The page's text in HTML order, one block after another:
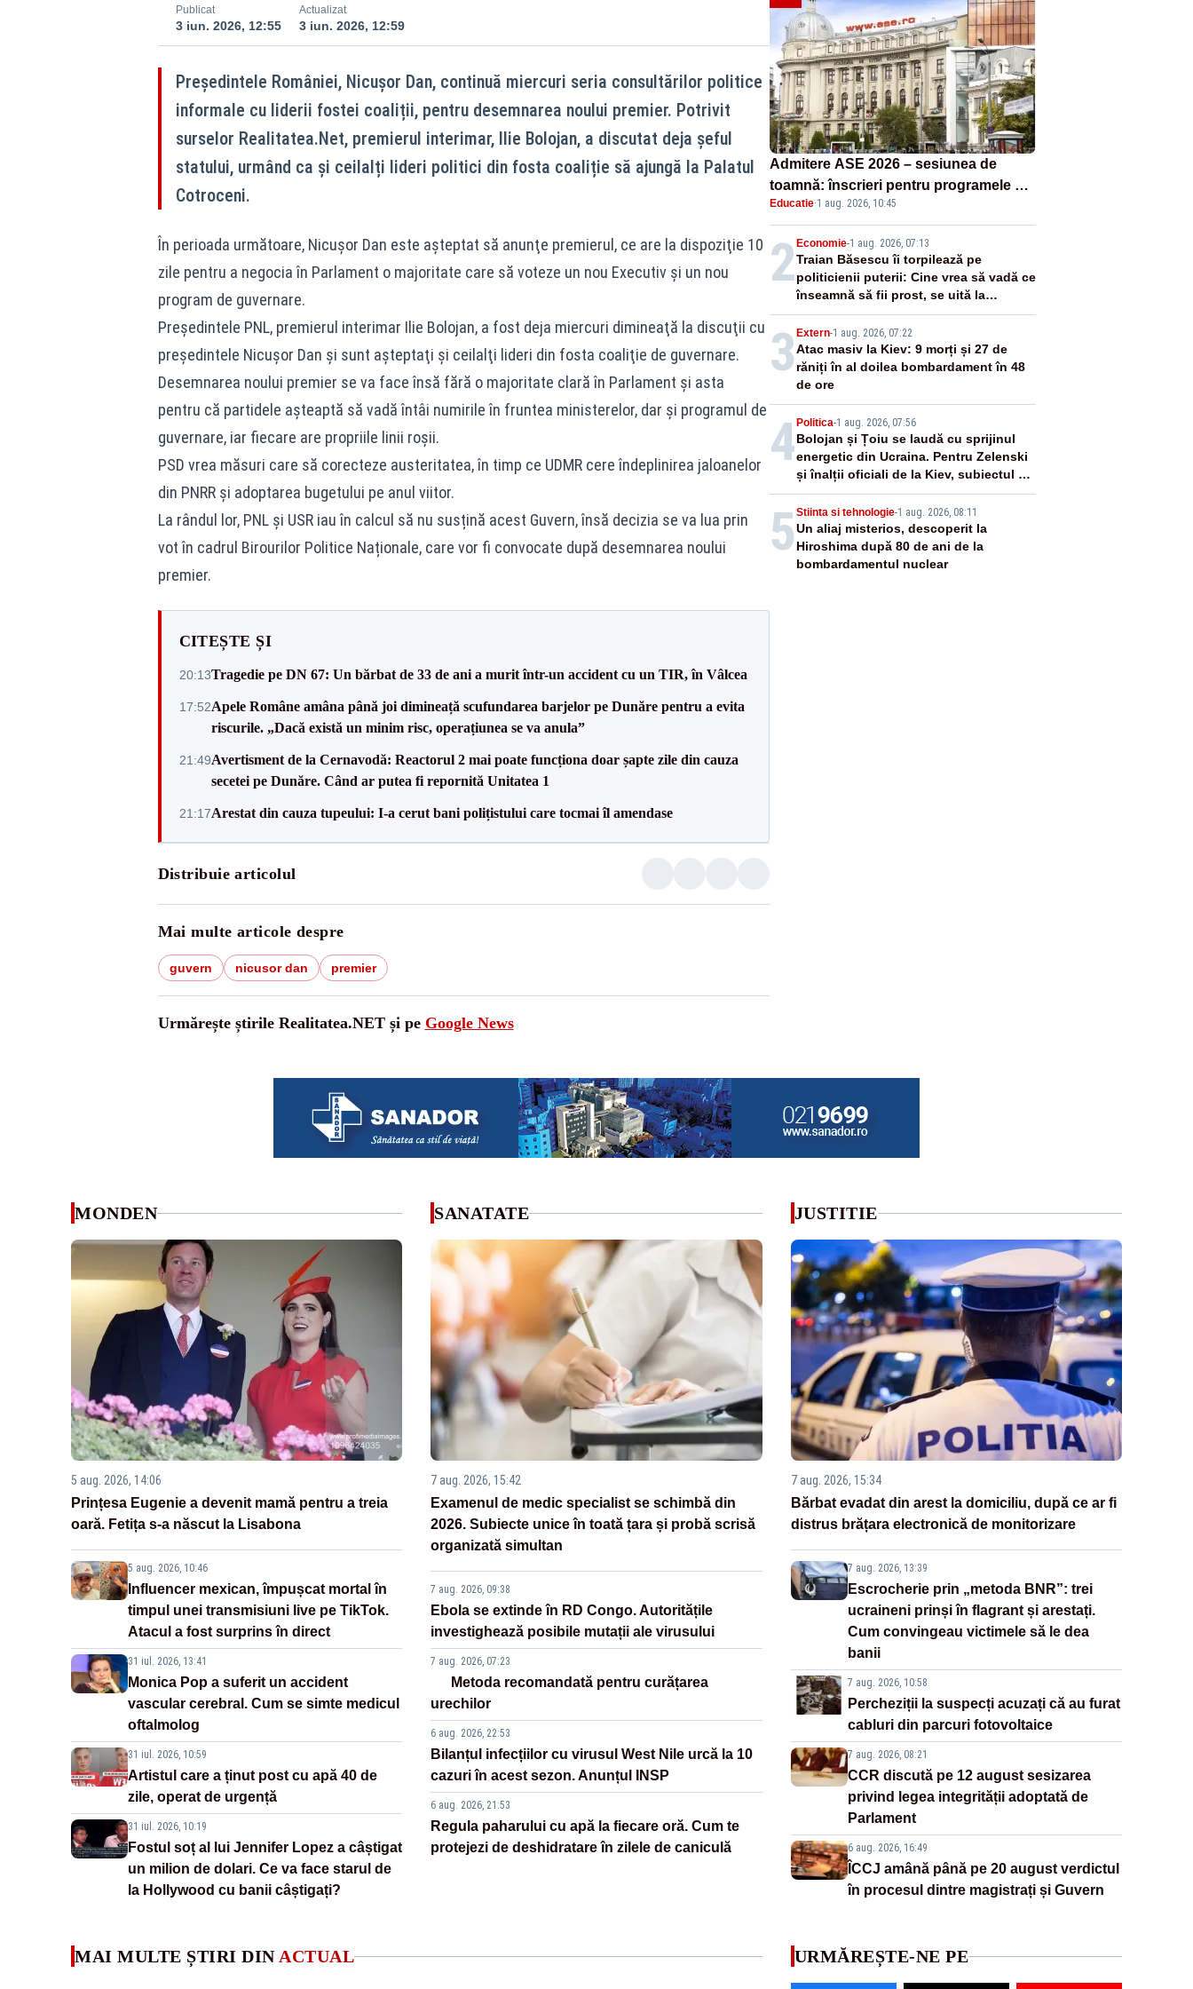
Publicat
3 iun. 2026, 12:55
Actualizat
3 iun. 2026, 12:59
Președintele României, Nicușor Dan, continuă miercuri seria consultărilor politice
informale cu liderii fostei coaliții, pentru desemnarea noului premier. Potrivit
surselor Realitatea.Net, premierul interimar, Ilie Bolojan, a discutat deja șeful
statului, urmând ca și ceilalți lideri politici din fosta coaliție să ajungă la Palatul
Cotroceni.
În perioada următoare, Nicușor Dan este aşteptat să anunţe premierul, ce are la dispoziţie 10
zile pentru a negocia în Parlament o majoritate care să voteze un nou Executiv şi un nou
program de guvernare.
Preşedintele PNL, premierul interimar Ilie Bolojan, a fost deja miercuri dimineaţă la discuţii cu
preşedintele Nicuşor Dan şi sunt aşteptaţi şi ceilalţi lideri din fosta coaliţie de guvernare.
Desemnarea noului premier se va face însă fără o majoritate clară în Parlament și asta
pentru că partidele așteaptă să vadă întâi numirile în fruntea ministerelor, dar și programul de
guvernare, iar fiecare are propriile linii roșii.
PSD vrea măsuri care să corecteze austeritatea, în timp ce UDMR cere îndeplinirea jaloanelor
din PNRR și adoptarea bugetului pe anul viitor.
La rândul lor, PNL și USR iau în calcul să nu susțină acest Guvern, însă decizia se va lua prin
vot în cadrul Birourilor Politice Naționale, care vor fi convocate după desemnarea noului
premier.
CITEȘTE ȘI
20:13Tragedie pe DN 67: Un bărbat de 33 de ani a murit într-un accident cu un TIR, în Vâlcea
17:52Apele Române amâna până joi dimineață scufundarea barjelor pe Dunăre pentru a evita
riscurile. „Dacă există un minim risc, operațiunea se va anula”
21:49Avertisment de la Cernavodă: Reactorul 2 mai poate funcționa doar șapte zile din cauza
secetei pe Dunăre. Când ar putea fi repornită Unitatea 1
21:17Arestat din cauza tupeului: I-a cerut bani polițistului care tocmai îl amendase
Distribuie articolul
Mai multe articole despre
guvern nicusor dan premier
Urmărește știrile Realitatea.NET și pe Google News
Admitere ASE 2026 – sesiunea de
toamnă: înscrieri pentru programele de
licență, masterat și doctorat
Educatie·1 aug. 2026, 10:45
2 Economie-1 aug. 2026, 07:13
Traian Băsescu îi torpilează pe
politicienii puterii: Cine vrea să vadă ce
înseamnă să fii prost, se uită la
România
3 Extern-1 aug. 2026, 07:22
Atac masiv la Kiev: 9 morți și 27 de
răniți în al doilea bombardament în 48
de ore
4 Politica-1 aug. 2026, 07:56
Bolojan și Țoiu se laudă cu sprijinul
energetic din Ucraina. Pentru Zelenski
și înalții oficiali de la Kiev, subiectul nu
există
5 Stiinta si tehnologie-1 aug. 2026, 08:11
Un aliaj misterios, descoperit la
Hiroshima după 80 de ani de la
bombardamentul nuclear
MONDEN
5 aug. 2026, 14:06
Prințesa Eugenie a devenit mamă pentru a treia
oară. Fetița s-a născut la Lisabona
5 aug. 2026, 10:46
Influencer mexican, împușcat mortal în
timpul unei transmisiuni live pe TikTok.
Atacul a fost surprins în direct
31 iul. 2026, 13:41
Monica Pop a suferit un accident
vascular cerebral. Cum se simte medicul
oftalmolog
31 iul. 2026, 10:59
Artistul care a ținut post cu apă 40 de
zile, operat de urgență
31 iul. 2026, 10:19
Fostul soț al lui Jennifer Lopez a câștigat
un milion de dolari. Ce va face starul de
la Hollywood cu banii câștigați?
SANATATE
7 aug. 2026, 15:42
Examenul de medic specialist se schimbă din
2026. Subiecte unice în toată țara și probă scrisă
organizată simultan
7 aug. 2026, 09:38
Ebola se extinde în RD Congo. Autoritățile
investighează posibile mutații ale virusului
7 aug. 2026, 07:23
Metoda recomandată pentru curățarea
urechilor
6 aug. 2026, 22:53
Bilanțul infecțiilor cu virusul West Nile urcă la 10
cazuri în acest sezon. Anunțul INSP
6 aug. 2026, 21:53
Regula paharului cu apă la fiecare oră. Cum te
protejezi de deshidratare în zilele de caniculă
JUSTITIE
7 aug. 2026, 15:34
Bărbat evadat din arest la domiciliu, după ce ar fi
distrus brățara electronică de monitorizare
7 aug. 2026, 13:39
Escrocherie prin „metoda BNR”: trei
ucraineni prinși în flagrant și arestați.
Cum convingeau victimele să le dea
banii
7 aug. 2026, 10:58
Percheziții la suspecți acuzați că au furat
cabluri din parcuri fotovoltaice
7 aug. 2026, 08:21
CCR discută pe 12 august sesizarea
privind legea integrității adoptată de
Parlament
6 aug. 2026, 16:49
ÎCCJ amână până pe 20 august verdictul
în procesul dintre magistrați și Guvern
MAI MULTE ȘTIRI DIN ACTUAL URMĂREȘTE-NE PE